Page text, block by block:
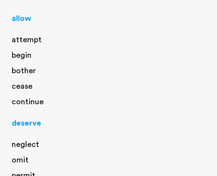
Lavora con noi
allow
attempt
begin
bother
cease
continue
deserve
neglect
omit